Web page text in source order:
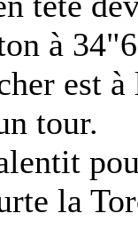
à
est
tour.
la